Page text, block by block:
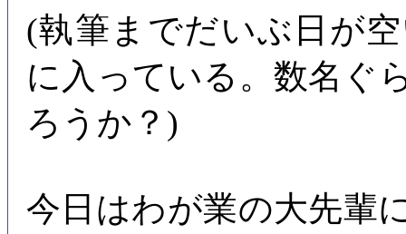
(執筆までだいぶ日が
に入っている。数名ぐ
ろうか？)
今日はわが業の大先輩